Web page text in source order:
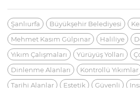
Şanlıurfa Büyükşehir Belediyesi
Mehmet Kasım Gülpınar
Haliliye
Yıkım Çalışmaları
Yürüyüş Yolları
Dinlenme Alanları
Kontrollü Yıkımlar
Tarihi Alanlar
Estetik Güvenli